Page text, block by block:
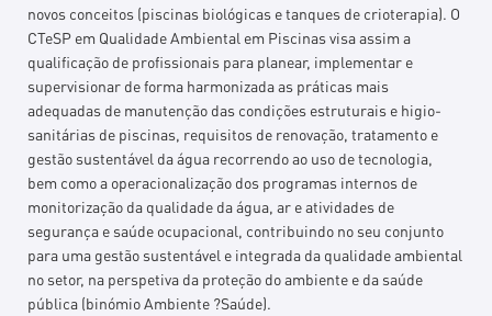
novos conceitos (piscinas biológicas e tanques de crioterapia). O
CTeSP em Qualidade Ambiental em Piscinas visa assim a
qualificação de profissionais para planear, implementar e
supervisionar de forma harmonizada as práticas mais
adequadas de manutenção das condições estruturais e higio-
sanitárias de piscinas, requisitos de renovação, tratamento e
gestão sustentável da água recorrendo ao uso de tecnologia,
bem como a operacionalização dos programas internos de
monitorização da qualidade da água, ar e atividades de
segurança e saúde ocupacional, contribuindo no seu conjunto
para uma gestão sustentável e integrada da qualidade ambiental
no setor, na perspetiva da proteção do ambiente e da saúde
pública (binómio Ambiente ?Saúde).